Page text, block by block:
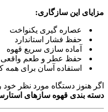
مزایای این سازگاری:
عصاره گیری یکنواخت
حفظ فشار استاندارد
آماده سازی سریع قهوه
حفظ عطر و طعم واقعی
استفاده آسان برای همه
اگر هنوز دستگاه مورد نظر خود
دسته بندی قهوه سازهای